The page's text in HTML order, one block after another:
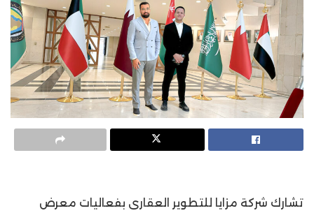
تشارك شركة مزايا للتطوير العقارى بفعاليات معرض